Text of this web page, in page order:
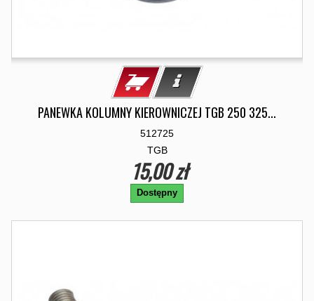
PANEWKA KOLUMNY KIEROWNICZEJ TGB 250 325...
512725
TGB
15,00 zł
Dostępny